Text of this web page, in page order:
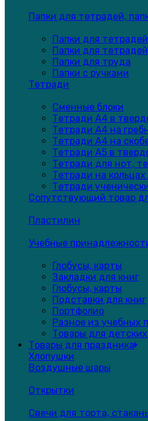
Папки для тетрадей,
Папки для
Папки для
Папки для труда
Папки с ручками
Тетради
Сменные блоки
Тетради А4 в
Тетради А4 на
Тетради А4 на
Тетради А5 в
Тетради для нот,
Тетради на
Тетради
Сопутствующий товар
Пластилин
Учебные
Глобусы, карты
Закладки для книг
Глобусы, карты
Подставки для книг
Портфолио
Разное из учебных
Товары для
Товары для праздника
Хлопушки
Воздушные шары
Открытки
Свечи для торта,